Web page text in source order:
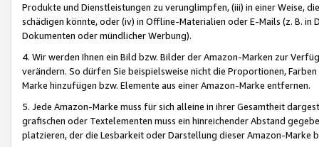
Produkte und Dienstleistungen zu verunglimpfen, (iii) in einer Weise,
schädigen könnte, oder (iv) in Offline-Materialien oder E-Mails (z. B. in
Dokumenten oder mündlicher Werbung).
4. Wir werden Ihnen ein Bild bzw. Bilder der Amazon-Marken zur
verändern. So dürfen Sie beispielsweise nicht die Proportionen,
Marke hinzufügen bzw. Elemente aus einer Amazon-Marke entfernen.
5. Jede Amazon-Marke muss für sich alleine in ihrer Gesamtheit
grafischen oder Textelementen muss ein hinreichender Abstand
platzieren, der die Lesbarkeit oder Darstellung dieser Amazon-Marke